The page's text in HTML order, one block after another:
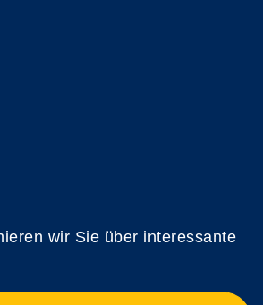
wir Sie über interessante